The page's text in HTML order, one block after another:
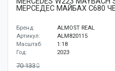
МЕРСЕДЕС МАЙБАХ С680
Бренд:
ALMOST REAL
Артикул:
ALM820115
Масштаб:
1:18
Год:
2023
70 133